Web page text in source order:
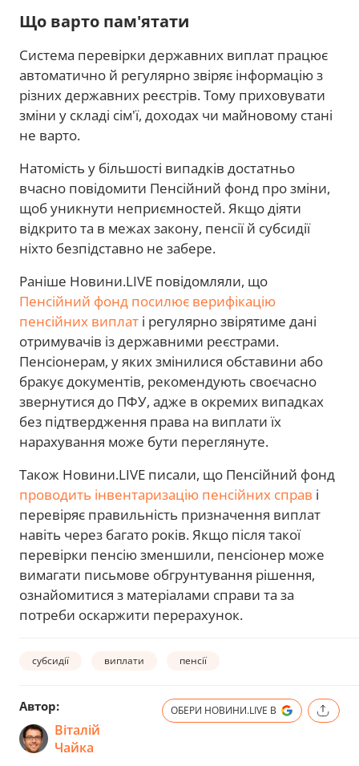
Що варто пам'ятати
Система перевірки державних виплат працює
автоматично й регулярно звіряє інформацію з
різних державних реєстрів. Тому приховувати
зміни у складі сім'ї, доходах чи майновому стані
не варто.
Натомість у більшості випадків достатньо
вчасно повідомити Пенсійний фонд про зміни,
щоб уникнути неприємностей. Якщо діяти
відкрито та в межах закону, пенсії й субсидії
ніхто безпідставно не забере.
Раніше Новини.LIVE повідомляли, що
Пенсійний фонд посилює верифікацію
пенсійних виплат і регулярно звірятиме дані
отримувачів із державними реєстрами.
Пенсіонерам, у яких змінилися обставини або
бракує документів, рекомендують своєчасно
звернутися до ПФУ, адже в окремих випадках
без підтвердження права на виплати їх
нарахування може бути переглянуте.
Також Новини.LIVE писали, що Пенсійний фонд
проводить інвентаризацію пенсійних справ і
перевіряє правильність призначення виплат
навіть через багато років. Якщо після такої
перевірки пенсію зменшили, пенсіонер може
вимагати письмове обгрунтування рішення,
ознайомитися з матеріалами справи та за
потреби оскаржити перерахунок.
субсидії виплати пенсії
Автор:
Віталій
Чайка
ОБЕРИ НОВИНИ.LIVE В